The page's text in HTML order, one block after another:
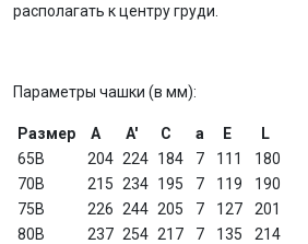
располагать к центру груди.
Параметры чашки (в мм):
Размер A A' C a E
L
65В
204 224 184 7 111
180
70В
215 234 195 7 119
190
75В
226 244 205 7 127
201
80В
237 254 217 7 135
214